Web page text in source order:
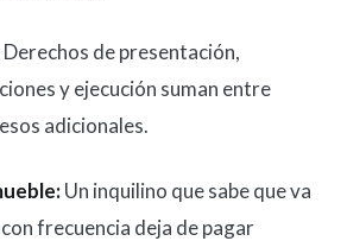
Derechos de presentación,
y ejecución suman entre
adicionales.
Un inquilino que sabe que va
frecuencia deja de pagar